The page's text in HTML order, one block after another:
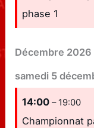
phase 1
Décembre 2026
samedi 5
14:00– 19:00
Championnat